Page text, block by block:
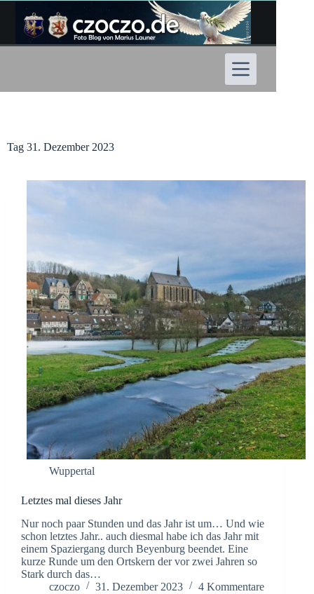
Inhalt
springen
Tag 31. Dezember 2023
Wuppertal
Letztes mal dieses Jahr
Nur noch paar Stunden und das Jahr ist um… Und wie
schon letztes Jahr.. auch diesmal habe ich das Jahr mit
einem Spaziergang durch Beyenburg beendet. Eine
kurze Runde um den Ortskern der vor zwei Jahren so
Stark durch das…
czoczo
31. Dezember 2023 4 Kommentare